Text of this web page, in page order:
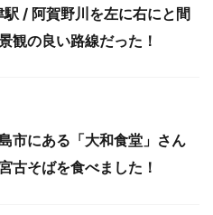
/ 阿賀野川を左に右にと間
観の良い路線だった！
市にある「大和食堂」さん
古そばを食べました！